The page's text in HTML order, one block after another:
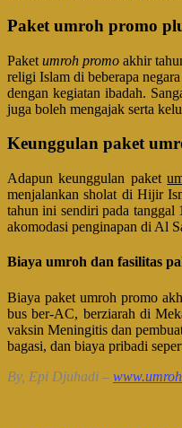
Paket umroh promo
Paketumroh promo akhir
religi Islam di beberapa
dengan kegiatan ibadah.
juga boleh mengajak serta
Keunggulan paket
Adapun keunggulan paket
menjalankan sholat di Hijir
tahun ini sendiri pada tanggal
akomodasi penginapan di Al
Biaya umroh dan fasilitas
Biaya paket umroh promo
bus ber-AC, berziarah di
vaksin Meningitis dan
bagasi, dan biaya pribadi
By, Epi Djuhadi –